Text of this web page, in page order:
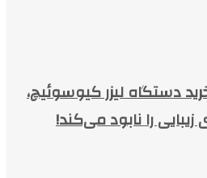
دستگاه لیزر کیوسوئیچ،
را نابود می‌کند!